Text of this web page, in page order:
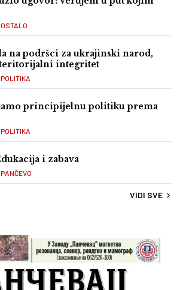
OSTALO
na podršci za ukrajinski narod,
integritet
POLITIKA
principijelnu politiku prema
POLITIKA
i zabava
PANČEVO
VIDI SVE